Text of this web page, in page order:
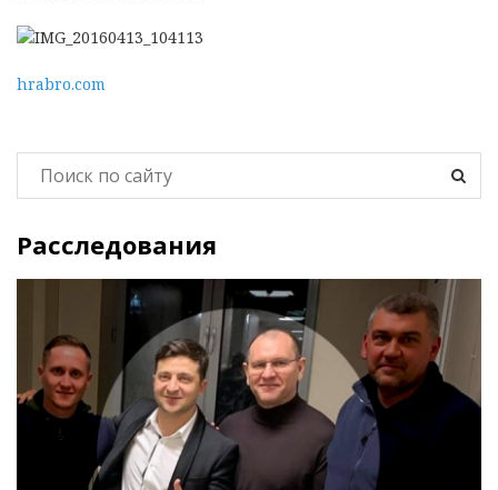
hrabro.com
Расследования